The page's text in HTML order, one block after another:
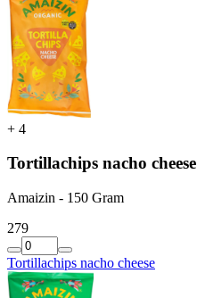
+ 4
Tortillachips nacho cheese
Amaizin - 150 Gram
279
Tortillachips nacho cheese